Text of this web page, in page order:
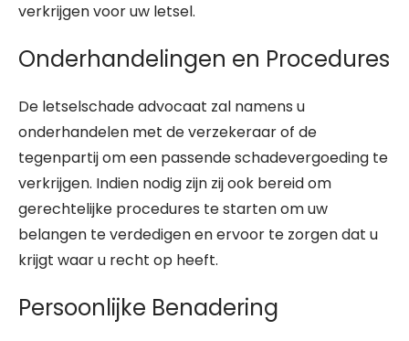
verkrijgen voor uw letsel.
Onderhandelingen en Procedures
De letselschade advocaat zal namens u
onderhandelen met de verzekeraar of de
tegenpartij om een passende schadevergoeding te
verkrijgen. Indien nodig zijn zij ook bereid om
gerechtelijke procedures te starten om uw
belangen te verdedigen en ervoor te zorgen dat u
krijgt waar u recht op heeft.
Persoonlijke Benadering